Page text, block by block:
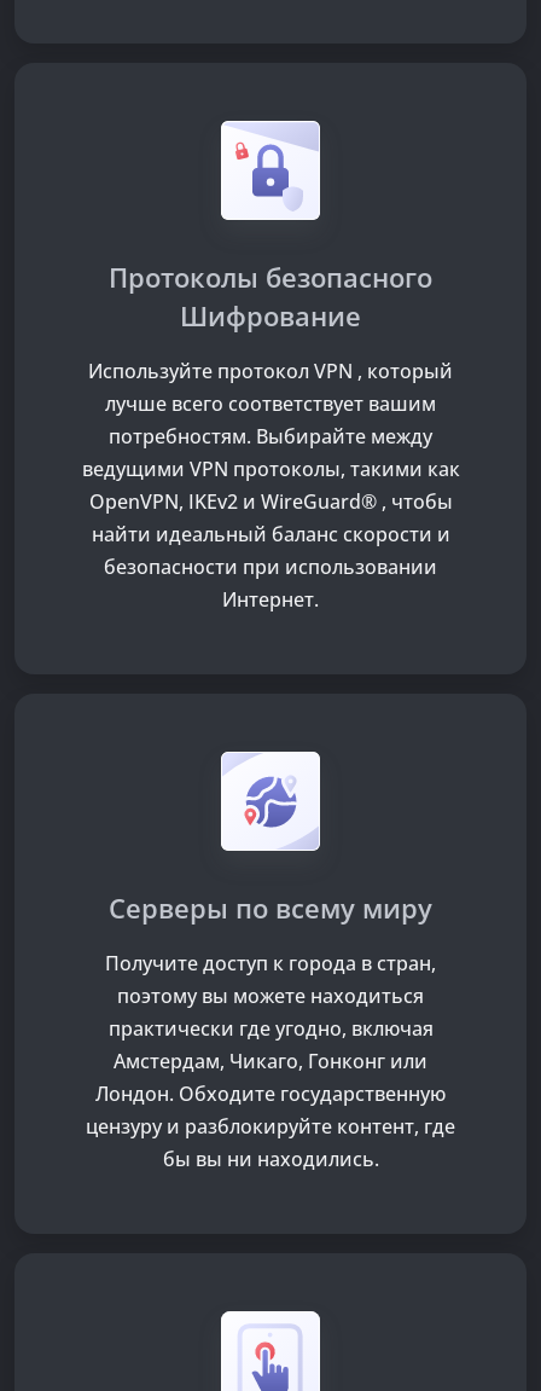
Протоколы безопасного
Шифрование
Используйте протокол VPN , который
лучше всего соответствует вашим
потребностям. Выбирайте между
ведущими VPN протоколы, такими как
OpenVPN, IKEv2 и WireGuard® , чтобы
найти идеальный баланс скорости и
безопасности при использовании
Интернет.
Серверы по всему миру
Получите доступ к города в стран,
поэтому вы можете находиться
практически где угодно, включая
Амстердам, Чикаго, Гонконг или
Лондон. Обходите государственную
цензуру и разблокируйте контент, где
бы вы ни находились.